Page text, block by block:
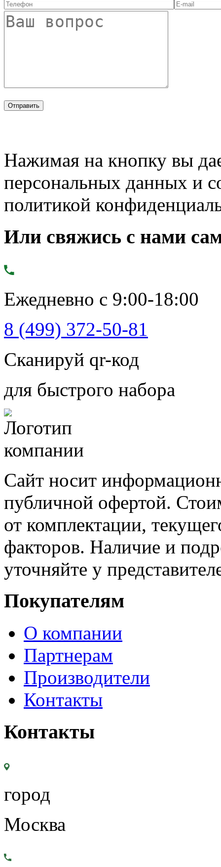
Нажимая на кнопку вы
персональных данных и
политикой
Или свяжись с нами
Ежедневно с 9:00-18:00
8 (499) 372-50-81
Сканируй qr-код
для быстрого набора
Сайт носит
публичной офертой.
от комплектации,
факторов. Наличие и
уточняйте у
Покупателям
О компании
Партнерам
Производители
Контакты
Контакты
город
Москва